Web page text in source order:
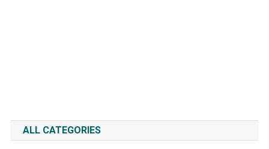
ALL CATEGORIES